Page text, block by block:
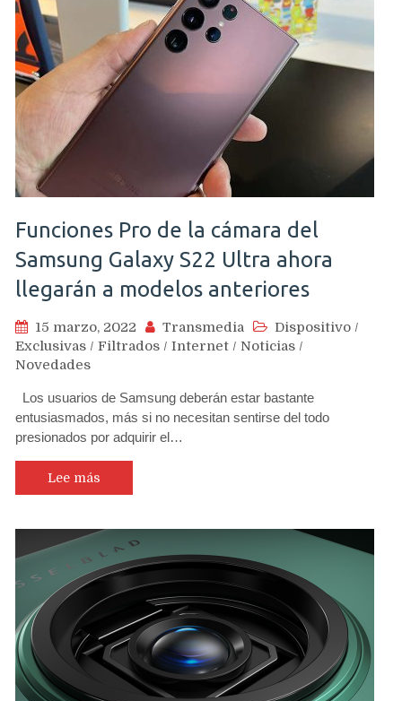
Funciones Pro de la cámara del
Samsung Galaxy S22 Ultra ahora
llegarán a modelos anteriores
15 marzo, 2022 Transmedia Dispositivo /
Exclusivas / Filtrados / Internet / Noticias /
Novedades
Los usuarios de Samsung deberán estar bastante
entusiasmados, más si no necesitan sentirse del todo
presionados por adquirir el…
Lee más